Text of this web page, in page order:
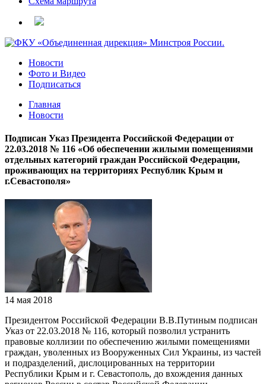
Новости
Фото и Видео
Подписаться
Главная
Новости
Подписан Указ Президента Российской Федерации от
22.03.2018 № 116 «Об обеспечении жилыми помещениями
отдельных категорий граждан Российской Федерации,
проживающих на территориях Республик Крым и
г.Севастополя»
14 мая 2018
Президентом Российской Федерации В.В.Путиным подписан
Указ от 22.03.2018 № 116, который позволил устранить
правовые коллизии по обеспечению жилыми помещениями
граждан, уволенных из Вооруженных Сил Украины, из частей
и подразделений, дислоцированных на территории
Республики Крым и г. Севастополь, до вхождения данных